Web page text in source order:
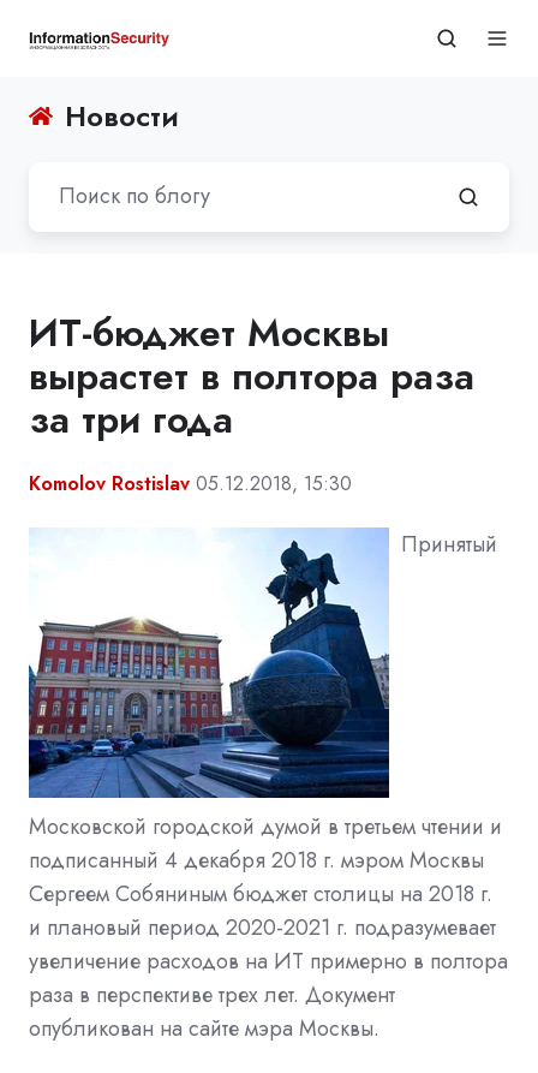
Новости
ИТ-бюджет Москвы
вырастет в полтора раза
за три года
Komolov Rostislav 05.12.2018, 15:30
Принятый
Московской городской думой в третьем чтении и
подписанный 4 декабря 2018 г. мэром Москвы
Сергеем Собяниным бюджет столицы на 2018 г.
и плановый период 2020-2021 г. подразумевает
увеличение расходов на ИТ примерно в полтора
раза в перспективе трех лет. Документ
опубликован на сайте мэра Москвы.